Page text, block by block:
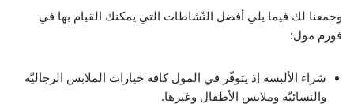
وجمعنا لك فيما يلي أفضل النّشاطات التي يمكنك القيام بها في
فورم مول:
شراء الألبسة إذ يتوفّر في المول كافة خيارات الملابس الرجاليّة
والنسائيّة وملابس الأطفال وغيرها.